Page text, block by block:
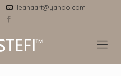
ileanaart@yahoo.com